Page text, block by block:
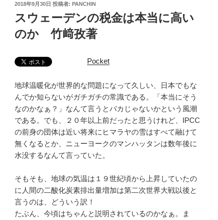
投
稿
日:
2018年9月30日 投稿者: PANCHIN
スウェーデンの税金は本当に高い
のか 竹﨑孜著
Pocket
地球温暖化が世界的な問題になって久しい、日本でもな
んでか知らないがガチガチの常識である。「本当にそう
なのかなぁ？」なんて言うとバカじゃないかという風潮
である。でも、２０年以上前だったと思うけれど、IPCC
の前身の団体は近い将来にヒマラヤの雪はすべて融けて
無くなるとか、ニューヨークのマンハッタンは数年後に
水没するなんて言っていた。
そもそも、地球の気温は１９世紀頃から上昇していたの
に人間の二酸化炭素排出量増加は第二次世界大戦以後と
言うのは、どういう訳！
たぶん、今頃はちゃんと説明されているのかなぁ。ま